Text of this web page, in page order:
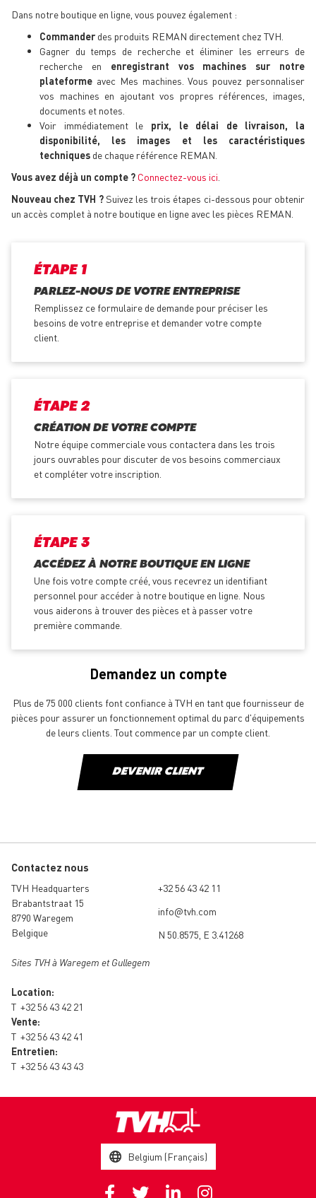
Dans notre boutique en ligne, vous pouvez également :
Commander des produits REMAN directement chez TVH.
Gagner du temps de recherche et éliminer les erreurs de
recherche en enregistrant vos machines sur notre
plateforme avec Mes machines. Vous pouvez personnaliser
vos machines en ajoutant vos propres références, images,
documents et notes.
Voir immédiatement le prix, le délai de livraison, la
disponibilité, les images et les caractéristiques
techniques de chaque référence REMAN.
Vous avez déjà un compte ? Connectez-vous ici
Nouveau chez TVH ?Suivez les trois étapes ci-dessous pour obtenir
un accès complet à notre boutique en ligne avec les pièces REMAN.
ÉTAPE 1
PARLEZ-NOUS DE VOTRE ENTREPRISE
Remplissez ce formulaire de demande pour préciser les
besoins de votre entreprise et demander votre compte
client.
ÉTAPE 2
CRÉATION DE VOTRE COMPTE
Notre équipe commerciale vous contactera dans les trois
jours ouvrables pour discuter de vos besoins commerciaux
et compléter votre inscription.
ÉTAPE 3
ACCÉDEZ À NOTRE BOUTIQUE EN LIGNE
Une fois votre compte créé, vous recevrez un identifiant
personnel pour accéder à notre boutique en ligne. Nous
vous aiderons à trouver des pièces et à passer votre
première commande.
Demandez un compte
Plus de 75 000 clients font confiance à TVH en tant que fournisseur de
pièces pour assurer un fonctionnement optimal du parc d'équipements
de leurs clients. Tout commence par un compte client.
DEVENIR CLIENT
Contactez nous
TVH Headquarters
Brabantstraat 15
8790 Waregem
Belgique
Sites TVH à Waregem et Gullegem
Location:
T +32 56 43 42 21
Vente:
T +32 56 43 42 41
Entretien:
T +32 56 43 43 43
+32 56 43 42 11
info@tvh.com
N 50.8575, E 3.41268
Belgium (Français)